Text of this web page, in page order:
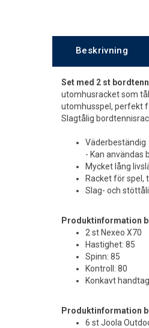
Beskrivning
Set med 2 st
utomhusracket som
utomhusspel, perfekt
Slagtålig
Väderbeständig
- Kan användas
Mycket lång
Racket för spel,
Slag- och
Produktinformation
2 st Nexeo X70
Hastighet: 85
Spinn: 85
Kontroll: 80
Konkavt
Produktinformation
6 st Joola